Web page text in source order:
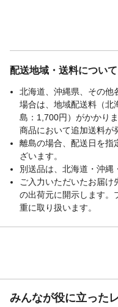
配送地域・送料について
北海道、沖縄県、その他
場合は、地域配送料（北
島：1,700円）がかかり
商品において追加送料が
離島の場合、配送日を指
ざいます。
別送品は、北海道・沖縄
ご入力いただいたお届
の出荷元に開示します。
重に取り扱います。
みんなが役に立った